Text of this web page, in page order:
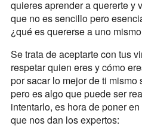
quieres aprender a quererte y
que no es sencillo pero
¿qué es quererse a uno
Se trata de aceptarte con tus
respetar quien eres y cómo
por sacar lo mejor de ti
pero es algo que puede ser
intentarlo, es hora de poner
que nos dan los expertos: